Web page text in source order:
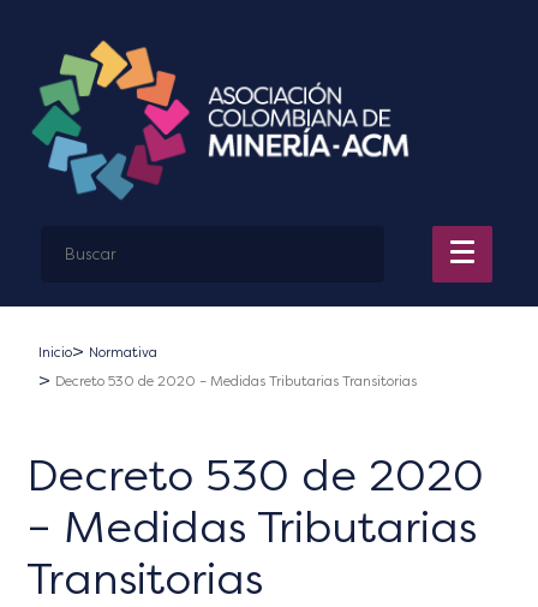
Inicio
Normativa
Decreto 530 de 2020 – Medidas Tributarias Transitorias
Decreto 530 de 2020
– Medidas Tributarias
Transitorias